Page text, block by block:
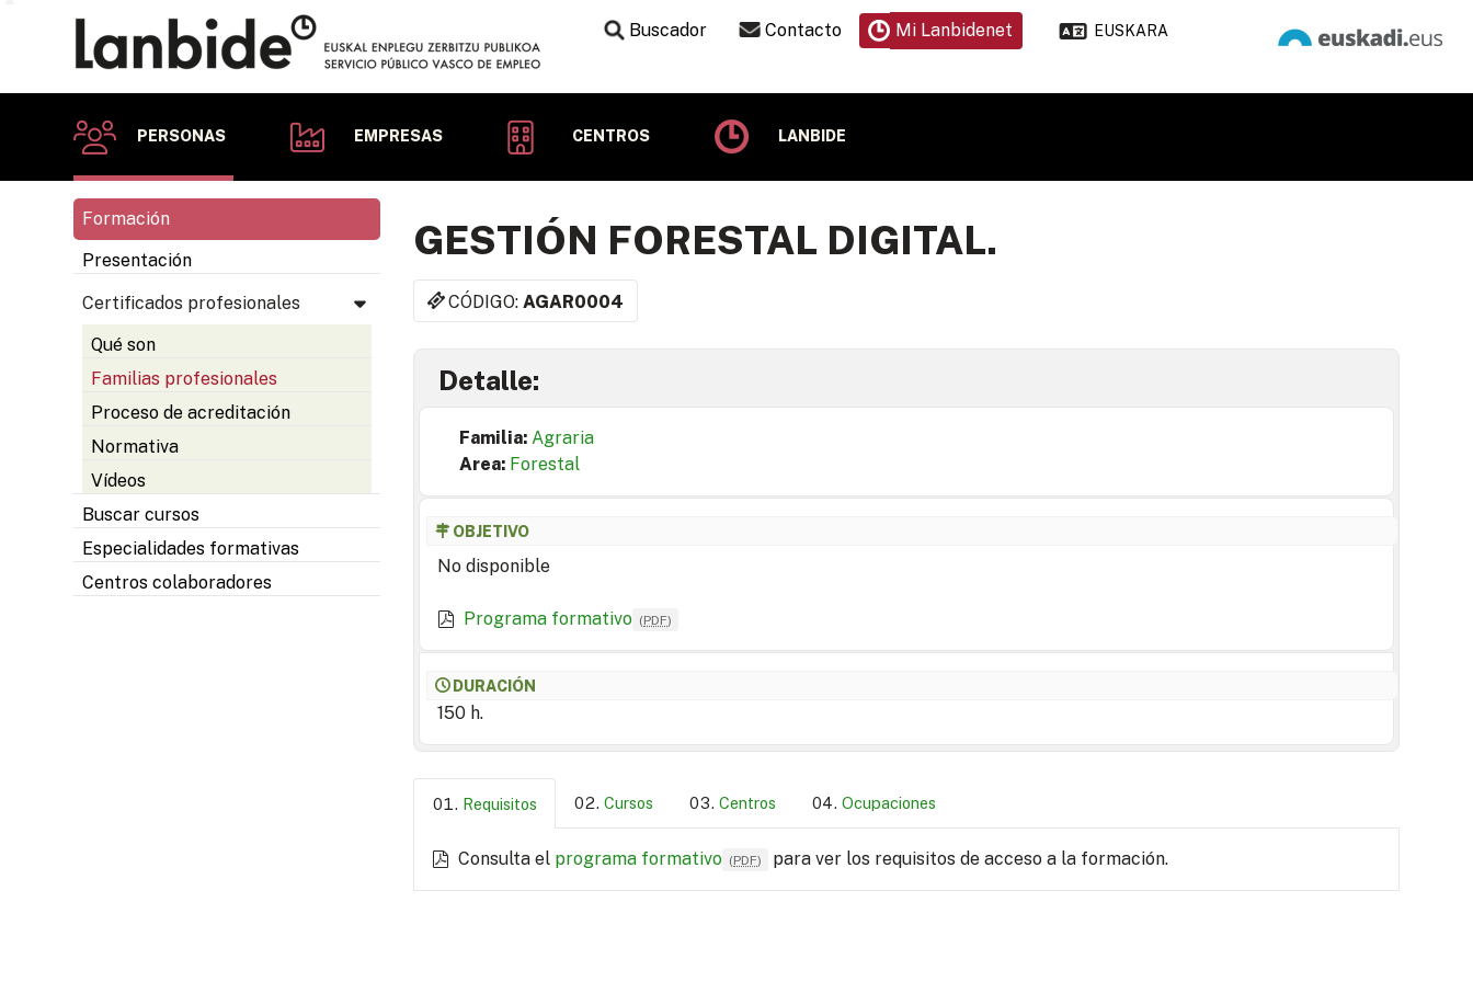
Buscador Contacto Mi Lanbidenet EUSKARA
PERSONAS EMPRESAS CENTROS LANBIDE
Formación
Presentación
Certificados profesionales
Qué son
Familias profesionales
Proceso de acreditación
Normativa
Vídeos
Buscar cursos
Especialidades formativas
Centros colaboradores
GESTIÓN FORESTAL DIGITAL.
CÓDIGO:AGAR0004
Detalle:
Familia: Agraria
Area: Forestal
OBJETIVO
No disponible
Programa formativo (PDF)
DURACIÓN
150 h.
Requisitos Cursos Centros Ocupaciones
Consulta el programa formativo (PDF) para ver los requisitos de acceso a la formación.